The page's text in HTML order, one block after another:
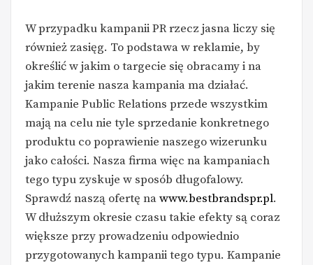
W przypadku kampanii PR rzecz jasna liczy się
również zasięg. To podstawa w reklamie, by
określić w jakim o targecie się obracamy i na
jakim terenie nasza kampania ma działać.
Kampanie Public Relations przede wszystkim
mają na celu nie tyle sprzedanie konkretnego
produktu co poprawienie naszego wizerunku
jako całości. Nasza firma więc na kampaniach
tego typu zyskuje w sposób długofalowy.
Sprawdź naszą ofertę nawww.bestbrandspr.pl.
W dłuższym okresie czasu takie efekty są coraz
większe przy prowadzeniu odpowiednio
przygotowanych kampanii tego typu. Kampanie